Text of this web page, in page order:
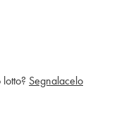
Segnalacelo